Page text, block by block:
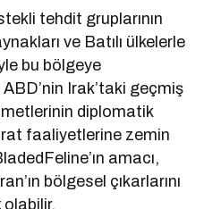
tehdit gruplarının
ve Batılı ülkelerle
bu bölgeye
ABD’nin Irak’taki geçmiş
diplomatik
faaliyetlerine zemin
amacı,
bölgesel çıkarlarını
olabilir.